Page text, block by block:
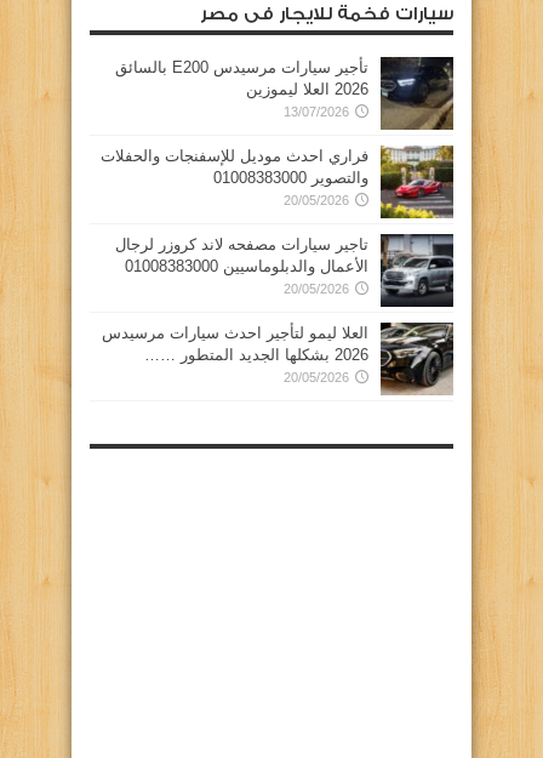
سيارات فخمة للايجار فى مصر
تأجير سيارات مرسيدس E200 بالسائق
2026 العلا ليموزين
13/07/2026
فراري احدث موديل للإسفنجات والحفلات
والتصوير 01008383000
20/05/2026
تاجير سيارات مصفحه لاند كروزر لرجال
الأعمال والدبلوماسيين 01008383000
20/05/2026
العلا ليمو لتأجير احدث سيارات مرسيدس
2026 بشكلها الجديد المتطور ……
20/05/2026